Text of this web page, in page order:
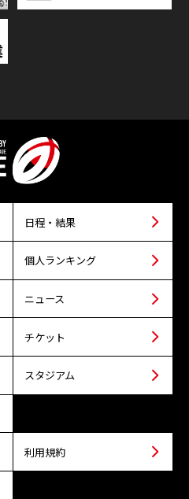
日程・結果
個人ランキング
ニュース
チケット
スタジアム
利用規約